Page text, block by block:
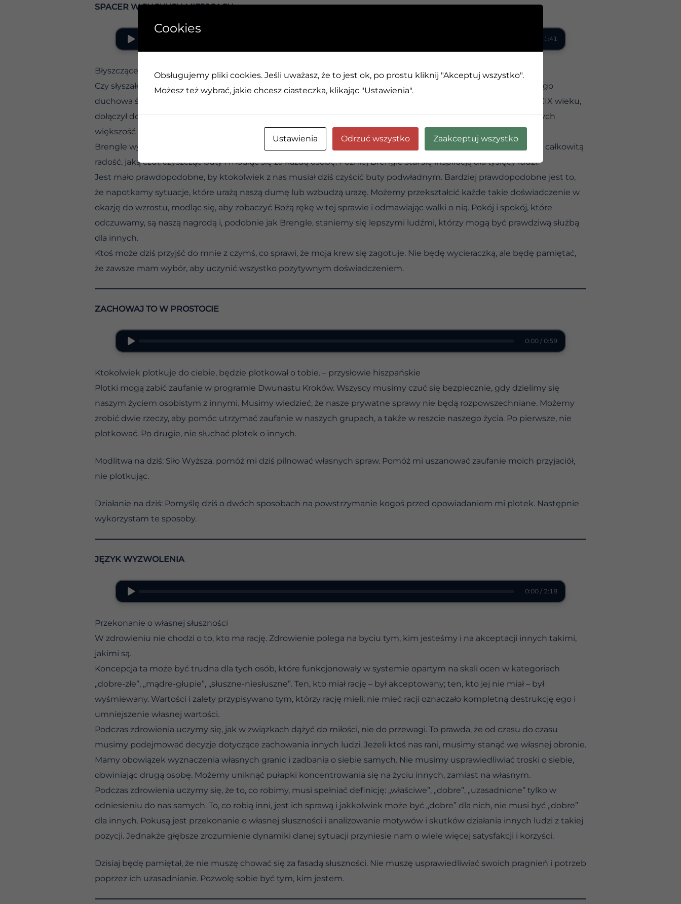
SPACER W SUCHYCH MIEJSCACH
0:00 / 1:41
Błyszczące buty dla podwładnych – wzrastanie w pokorze.
Czy słyszałeś kiedyś o człowieku imieniem Samuel Logan Brengle? Był on pracownikiem Armii Zbawienia, którego
duchowa świadomość była legendarna. Ale nie zaczynał w ten sposób. Utalentowany student ministerstwa w XIX wieku,
dołączył do Armii Zbawienia tylko po to, by zostać wysłanym do piwnicy, by czyścić buty innych kadetów, z których
większość była znacznie niżej od niego w nauce i inteligencji.
Brengle wykorzystał to upokarzające doświadczenie, aby przezwyciężyć swoją dumę i urazę. Później wspominał całkowitą
radość, jaką czuł, czyszcząc buty i modląc się za każdą osobę. Później Brengle stał się inspiracją dla tysięcy ludzi.
Jest mało prawdopodobne, by ktokolwiek z nas musiał dziś czyścić buty podwładnym. Bardziej prawdopodobne jest to,
że napotkamy sytuacje, które urażą naszą dumę lub wzbudzą urazę. Możemy przekształcić każde takie doświadczenie w
okazję do wzrostu, modląc się, aby zobaczyć Bożą rękę w tej sprawie i odmawiając walki o nią. Pokój i spokój, które
odczuwamy, są naszą nagrodą i, podobnie jak Brengle, staniemy się lepszymi ludźmi, którzy mogą być prawdziwą służbą
dla innych.
Ktoś może dziś przyjść do mnie z czymś, co sprawi, że moja krew się zagotuje. Nie będę wycieraczką, ale będę pamiętać,
że zawsze mam wybór, aby uczynić wszystko pozytywnym doświadczeniem.
ZACHOWAJ TO W PROSTOCIE
0:00 / 0:59
Ktokolwiek plotkuje do ciebie, będzie plotkował o tobie. – przysłowie hiszpańskie
Plotki mogą zabić zaufanie w programie Dwunastu Kroków. Wszyscy musimy czuć się bezpiecznie, gdy dzielimy się
naszym życiem osobistym z innymi. Musimy wiedzieć, że nasze prywatne sprawy nie będą rozpowszechniane. Możemy
zrobić dwie rzeczy, aby pomóc utrzymać zaufanie w naszych grupach, a także w reszcie naszego życia. Po pierwsze, nie
plotkować. Po drugie, nie słuchać plotek o innych.
Modlitwa na dziś: Siło Wyższa, pomóż mi dziś pilnować własnych spraw. Pomóż mi uszanować zaufanie moich przyjaciół,
nie plotkując.
Działanie na dziś: Pomyślę dziś o dwóch sposobach na powstrzymanie kogoś przed opowiadaniem mi plotek. Następnie
wykorzystam te sposoby.
JĘZYK WYZWOLENIA
0:00 / 2:18
Przekonanie o własnej słuszności
W zdrowieniu nie chodzi o to, kto ma rację. Zdrowienie polega na byciu tym, kim jesteśmy i na akceptacji innych takimi,
jakimi są.
Koncepcja ta może być trudna dla tych osób, które funkcjonowały w systemie opartym na skali ocen w kategoriach
„dobre-złe”, „mądre-głupie”, „słuszne-niesłuszne”. Ten, kto miał rację – był akceptowany; ten, kto jej nie miał – był
wyśmiewany. Wartości i zalety przypisywano tym, którzy rację mieli; nie mieć racji oznaczało kompletną destrukcję ego i
umniejszenie własnej wartości.
Podczas zdrowienia uczymy się, jak w związkach dążyć do miłości, nie do przewagi. To prawda, że od czasu do czasu
musimy podejmować decyzje dotyczące zachowania innych ludzi. Jeżeli ktoś nas rani, musimy stanąć we własnej obronie.
Mamy obowiązek wyznaczenia własnych granic i zadbania o siebie samych. Nie musimy usprawiedliwiać troski o siebie,
obwiniając drugą osobę. Możemy uniknąć pułapki koncentrowania się na życiu innych, zamiast na własnym.
Podczas zdrowienia uczymy się, że to, co robimy, musi spełniać definicję: „właściwe”, „dobre”, „uzasadnione” tylko w
odniesieniu do nas samych. To, co robią inni, jest ich sprawą i jakkolwiek może być „dobre” dla nich, nie musi być „dobre”
dla innych. Pokusą jest przekonanie o własnej słuszności i analizowanie motywów i skutków działania innych ludzi z takiej
pozycji. Jednakże głębsze zrozumienie dynamiki danej sytuacji przyniesie nam o wiele więcej satysfakcji i korzyści.
Dzisiaj będę pamiętał, że nie muszę chować się za fasadą słuszności. Nie muszę usprawiedliwiać swoich pragnień i potrzeb
poprzez ich uzasadnianie. Pozwolę sobie być tym, kim jestem.
Cookies
Obsługujemy pliki cookies. Jeśli uważasz, że to jest ok, po prostu kliknij "Akceptuj wszystko".
Możesz też wybrać, jakie chcesz ciasteczka, klikając "Ustawienia".
Ustawienia Odrzuć wszystko Zaakceptuj wszystko